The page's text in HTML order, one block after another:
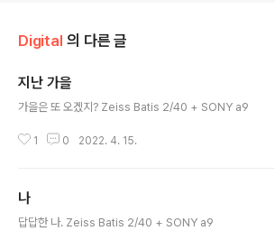
Digital 의 다른 글
지난 가을
가을은 또 오겠지? Zeiss Batis 2/40 + SONY a9
1 0 2022. 4. 15.
나
답답한 나. Zeiss Batis 2/40 + SONY a9